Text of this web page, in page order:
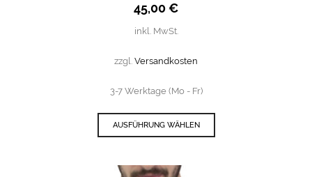
45,00€
inkl. MwSt.
zzgl. Versandkosten
3-7 Werktage (Mo - Fr)
AUSFÜHRUNG WÄHLEN